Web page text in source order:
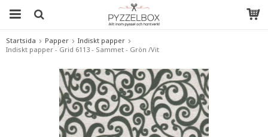
Startsida Papper
Indiskt papper
Indiskt papper - Grid 6113 - Sammet - Grön /Vit